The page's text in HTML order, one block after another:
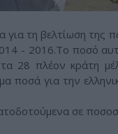
τη βελτίωση της
- 2016.Το ποσό
28 πλέον κράτη
ποσά για την
σε